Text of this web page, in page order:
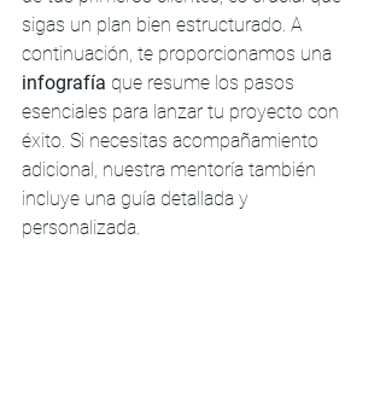
sigas un plan bien estructurado. A
continuación, te proporcionamos una
infografía que resume los pasos
esenciales para lanzar tu proyecto con
éxito. Si necesitas acompañamiento
adicional, nuestra mentoría también
incluye una guía detallada y
personalizada.